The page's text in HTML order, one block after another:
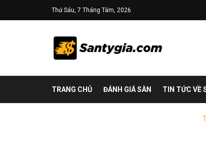
Thứ Sáu, 7 Tháng Tám, 2026
TRANG CHỦ ĐÁNH GIÁ SÀN TIN TỨC VỀ